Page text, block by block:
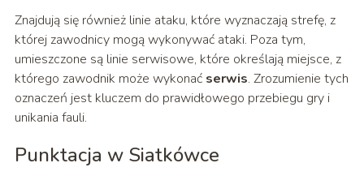
Znajdują się również linie ataku, które wyznaczają strefę, z
której zawodnicy mogą wykonywać ataki. Poza tym,
umieszczone są linie serwisowe, które określają miejsce, z
którego zawodnik może wykonać serwis. Zrozumienie tych
oznaczeń jest kluczem do prawidłowego przebiegu gry i
unikania fauli.
Punktacja w Siatkówce